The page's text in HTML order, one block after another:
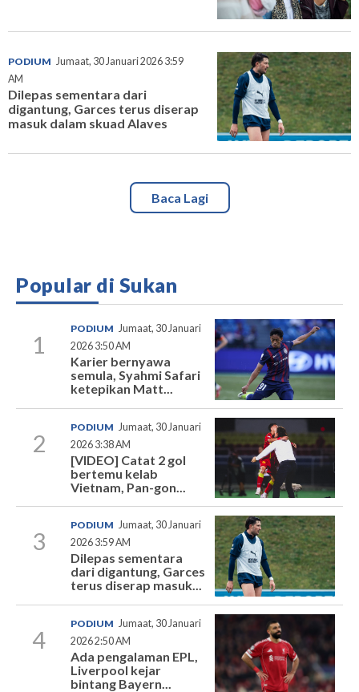
PODIUM Jumaat, 30 Januari 2026 3:59
AM
Dilepas sementara dari
digantung, Garces terus diserap
masuk dalam skuad Alaves
Baca Lagi
Popular di Sukan
1
PODIUM Jumaat, 30 Januari
2026 3:50 AM
Karier bernyawa
semula, Syahmi Safari
ketepikan Matt...
2
PODIUM Jumaat, 30 Januari
2026 3:38 AM
[VIDEO] Catat 2 gol
bertemu kelab
Vietnam, Pan-gon...
3
PODIUM Jumaat, 30 Januari
2026 3:59 AM
Dilepas sementara
dari digantung, Garces
terus diserap masuk...
4
PODIUM Jumaat, 30 Januari
2026 2:50 AM
Ada pengalaman EPL,
Liverpool kejar
bintang Bayern...